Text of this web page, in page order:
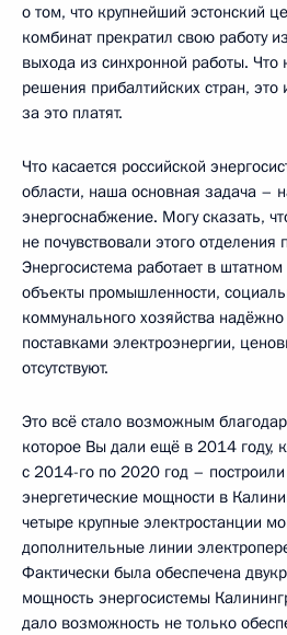
о том, что крупнейший эстонский
комбинат прекратил свою работу
выхода из синхронной работы. Что
решения прибалтийских стран, это
за это платят.
Что касается российской
области, наша основная задача –
энергоснабжение. Могу сказать,
не почувствовали этого отделения
Энергосистема работает в
объекты промышленности,
коммунального хозяйства
поставками электроэнергии,
отсутствуют.
Это всё стало возможным
которое Вы дали ещё в 2014 году,
с 2014-го по 2020 год –
энергетические мощности в
четыре крупные электростанции
дополнительные линии
Фактически была обеспечена
мощность энергосистемы
дало возможность не только